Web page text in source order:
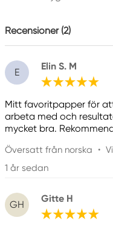
Recensioner (2)
E
Elin S. M
Mitt favoritpapper för
arbeta med och
mycket bra.
Översatt från norska •
1 år sedan
GH
Gitte H